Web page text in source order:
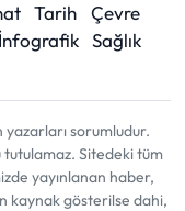
Tarih
Çevre
İnfografik Sağlık
sorumludur.
Sitedeki tüm
yayınlanan haber,
kaynak gösterilse dahi,